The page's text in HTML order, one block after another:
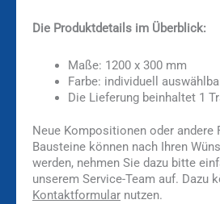
Die Produktdetails im Überblick:
Maße: 1200 x 300 mm
Farbe: individuell
Die Lieferung beinhaltet 1
Neue Kompositionen oder andere
Bausteine können nach Ihren
werden, nehmen Sie dazu bitte
unserem Service-Team auf. Dazu
Kontaktformular nutzen.